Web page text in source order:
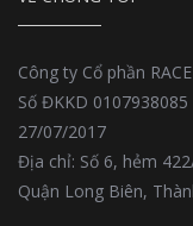
Công ty Cổ phần
Số ĐKKD
27/07/2017
Địa chỉ: Số 6, hẻm
Quận Long Biên,